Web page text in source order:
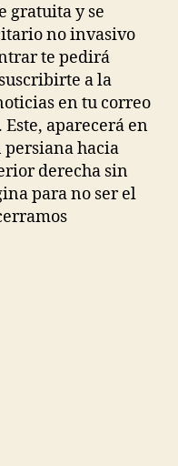
gratuita y se
no invasivo
te pedirá
a la
en tu correo
aparecerá en
persiana hacia
derecha sin
para no ser el